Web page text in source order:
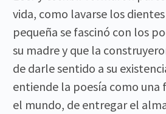
vida, como lavarse los
pequeña se fascinó con los
su madre y que la
de darle sentido a su
entiende la poesía como una
el mundo, de entregar el